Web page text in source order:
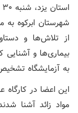
شهرستان ابرکوه
از تلاش‌ها و
به آزمایشگاه
این اعضا در کارگاه
مواد زائد آشنا